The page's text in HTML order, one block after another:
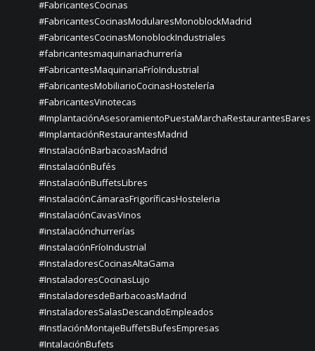
#FabricantesCocinas
#FabricantesCocinasModularesMonoblockMadrid
#FabricantesCocinasMonoblockIndustriales
#fabricantesmaquinariachurrería
#FabricantesMaquinariaFríoIndustrial
#FabricantesMobiliarioCocinasHostelería
#FabricantesVinotecas
#ImplantaciónAsesoramientoPuestaMarchaRestaurantesBares
#ImplantaciónRestaurantesMadrid
#InstalaciónBarbacoasMadrid
#InstalaciónBufés
#InstalaciónBuffetsLibres
#InstalaciónCámarasFrigoríficasHosteleria
#InstalaciónCavasVinos
#instalaciónchurrerías
#InstalaciónFríoIndustrial
#InstaladoresCocinasAltaGama
#InstaladoresCocinasLujo
#InstaladoresdeBarbacoasMadrid
#InstaladoresSalasDescandoEmpleados
#InstlaciónMontajeBuffetsBufesEmpresas
#IntalaciónBufets